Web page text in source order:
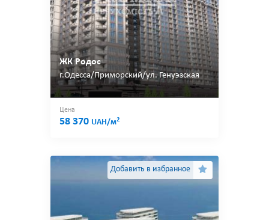
ЖК Родос
г.Одесса/Приморский/ул. Генуэзская
Цена
58 370 UAH/м2
Добавить в избранное